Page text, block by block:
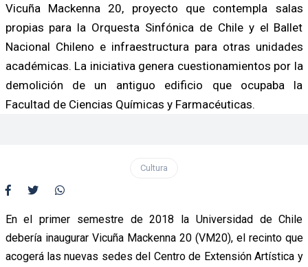
Vicuña Mackenna 20, proyecto que contempla salas
propias para la Orquesta Sinfónica de Chile y el Ballet
Nacional Chileno e infraestructura para otras unidades
académicas. La iniciativa genera cuestionamientos por la
demolición de un antiguo edificio que ocupaba la
Facultad de Ciencias Químicas y Farmacéuticas.
Cultura
En el primer semestre de 2018 la Universidad de Chile
debería inaugurar Vicuña Mackenna 20 (VM20), el recinto que
acogerá las nuevas sedes del Centro de Extensión Artística y